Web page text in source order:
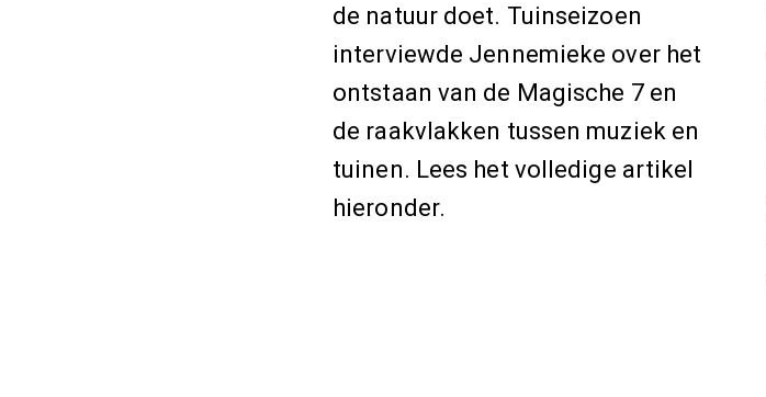
de natuur doet. Tuinseizoen
interviewde Jennemieke over het
ontstaan van de Magische 7 en
de raakvlakken tussen muziek en
tuinen. Lees het volledige artikel
hieronder.